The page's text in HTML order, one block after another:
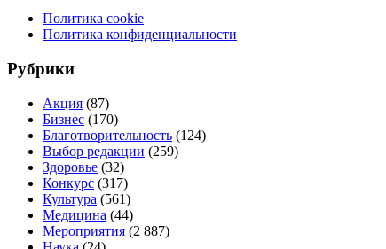
Политика cookie
Политика конфиденциальности
Рубрики
Акция (87)
Бизнес (170)
Благотворительность (124)
Выбор редакции (259)
Здоровье (32)
Конкурс (317)
Культура (561)
Медицина (44)
Мероприятия (2 887)